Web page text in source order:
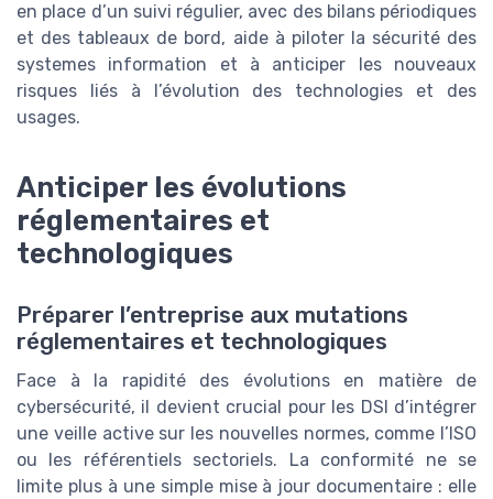
en place d’un suivi régulier, avec des bilans périodiques
et des tableaux de bord, aide à piloter la sécurité des
systemes information et à anticiper les nouveaux
risques liés à l’évolution des technologies et des
usages.
Anticiper les évolutions
réglementaires et
technologiques
Préparer l’entreprise aux mutations
réglementaires et technologiques
Face à la rapidité des évolutions en matière de
cybersécurité, il devient crucial pour les DSI d’intégrer
une veille active sur les nouvelles normes, comme l’ISO
ou les référentiels sectoriels. La conformité ne se
limite plus à une simple mise à jour documentaire : elle